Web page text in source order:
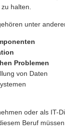
halten.
unter
Problemen
von Daten
oder als
Beruf